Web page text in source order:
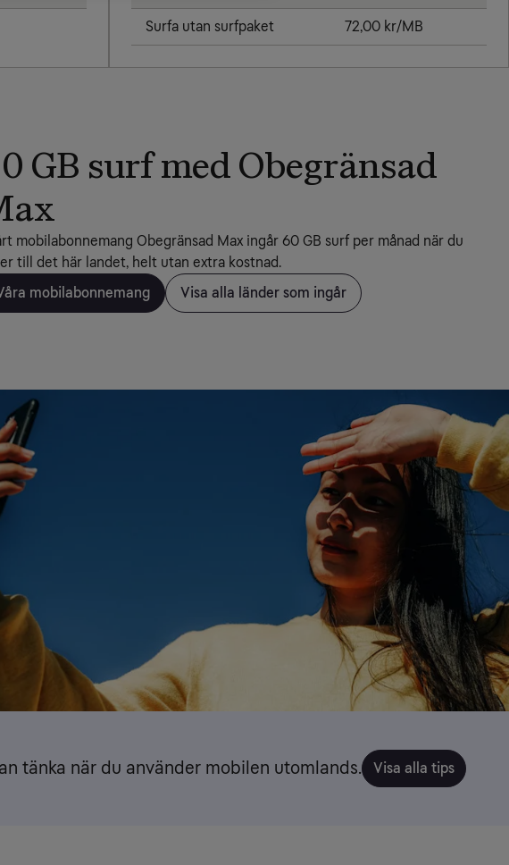
Surfa utan surfpaket 72,00 kr/MB
GB surf med Obegränsad
mobilabonnemang Obegränsad Max ingår 60 GB surf per månad när du
till det här landet, helt utan extra kostnad.
mobilabonnemang
Visa alla länder som ingår
tänka när du använder mobilen utomlands. Visa alla tips